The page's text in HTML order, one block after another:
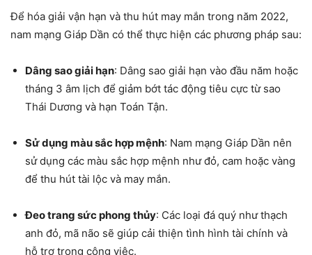
Để hóa giải vận hạn và thu hút may mắn trong năm 2022,
nam mạng Giáp Dần có thể thực hiện các phương pháp sau:
Dâng sao giải hạn: Dâng sao giải hạn vào đầu năm hoặc
tháng 3 âm lịch để giảm bớt tác động tiêu cực từ sao
Thái Dương và hạn Toán Tận.
Sử dụng màu sắc hợp mệnh: Nam mạng Giáp Dần nên
sử dụng các màu sắc hợp mệnh như đỏ, cam hoặc vàng
để thu hút tài lộc và may mắn.
Đeo trang sức phong thủy: Các loại đá quý như thạch
anh đỏ, mã não sẽ giúp cải thiện tình hình tài chính và
hỗ trợ trong công việc.